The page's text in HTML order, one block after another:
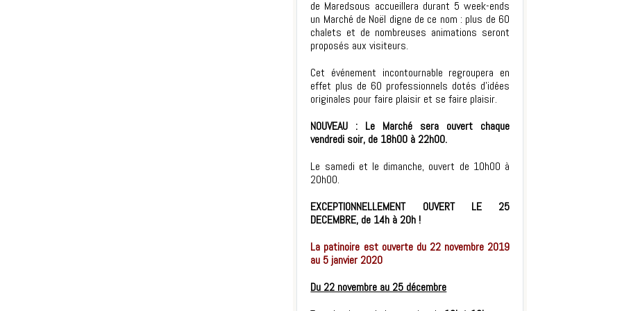
de Maredsous accueillera durant 5 week-ends
un Marché de Noël digne de ce nom : plus de 60
chalets et de nombreuses animations seront
proposés aux visiteurs.
Cet événement incontournable regroupera en
effet plus de 60 professionnels dotés d’idées
originales pour faire plaisir et se faire plaisir.
NOUVEAU : Le Marché sera ouvert chaque
vendredi soir, de 18h00 à 22h00.
Le samedi et le dimanche, ouvert de 10h00 à
20h00.
EXCEPTIONNELLEMENT OUVERT LE 25
DECEMBRE, de 14h à 20h !
La patinoire est ouverte du 22 novembre 2019
au 5 janvier 2020
Du 22 novembre au 25 décembre